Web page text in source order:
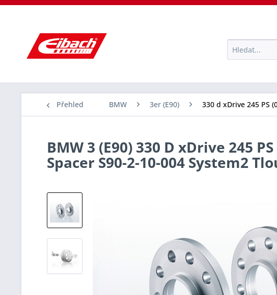
Přehled BMW 3er (E90) 330 d xDrive 245 PS
BMW 3 (E90) 330 D xDrive 245
Spacer S90-2-10-004 System2